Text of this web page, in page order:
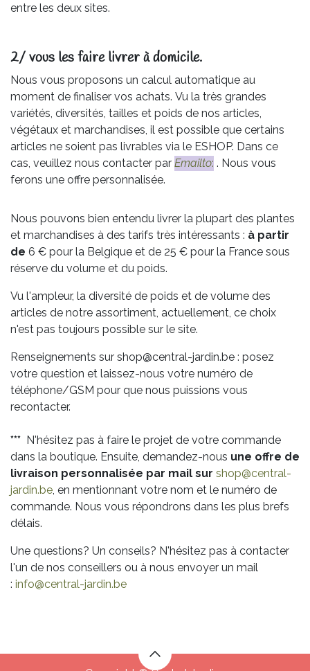
entre les deux sites.
2/ vous les faire livrer à domicile.
Nous vous proposons un calcul automatique au
moment de finaliser vos achats. Vu la très grandes
variétés, diversités, tailles et poids de nos articles,
végétaux et marchandises, il est possible que certains
articles ne soient pas livrables via le ESHOP. Dans ce
cas, veuillez nous contacter par Emailto: . Nous vous
ferons une offre personnalisée.
Nous pouvons bien entendu livrer la plupart des plantes
et marchandises à des tarifs très intéressants : à partir
de 6 € pour la Belgique et de 25 € pour la France sous
réserve du volume et du poids.
Vu l'ampleur, la diversité de poids et de volume des
articles de notre assortiment, actuellement, ce choix
n'est pas toujours possible sur le site.
Renseignements sur shop@central-jardin.be : posez
votre question et laissez-nous votre numéro de
téléphone/GSM pour que nous puissions vous
recontacter.
*** N'hésitez pas à faire le projet de votre commande
dans la boutique. Ensuite, demandez-nous une offre de
livraison personnalisée par mail sur shop@central-
jardin.be , en mentionnant votre nom et le numéro de
commande. Nous vous répondrons dans les plus brefs
délais.
Une questions? Un conseils? N'hésitez pas à contacter
l'un de nos conseillers ou à nous envoyer un mail
: info@central-jardin.be